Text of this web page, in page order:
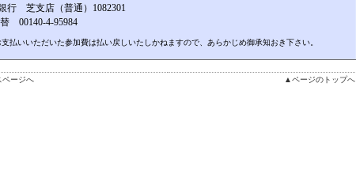
行 芝支店（普通）1082301
00140-4-95984
払いいただいた参加費は払い戻しいたしかねますので、あらかじめ御承知おき下さい。
ージへ ▲ページのトップへ